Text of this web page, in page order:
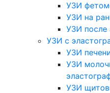
УЗИ
УЗИ на
УЗИ после
УЗИ с
УЗИ
УЗИ
УЗИ